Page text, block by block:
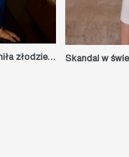
Genevieve Chenneour obezwładniła złodzieja. Aktorka Bridgertonów nie dała się okraść [VIDEO]